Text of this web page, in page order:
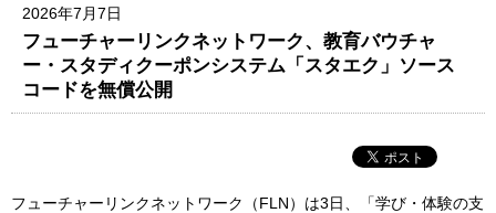
2026年7月7日
フューチャーリンクネットワーク、教育バウチャ
ー・スタディクーポンシステム「スタエク」ソース
コードを無償公開
フューチャーリンクネットワーク（FLN）は3日、「学び・体験の支